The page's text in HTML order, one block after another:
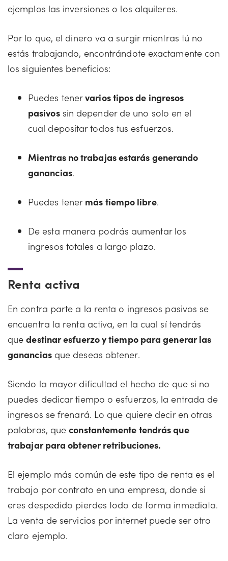
ejemplos las inversiones o los alquileres.
Por lo que, el dinero va a surgir mientras tú no
estás trabajando, encontrándote exactamente con
los siguientes beneficios:
Puedes tenervarios tipos de ingresos
pasivossin depender de uno solo en el
cual depositar todos tus esfuerzos.
Mientras no trabajas estarás generando
ganancias.
Puedes tener más tiempo libre.
De esta manera podrás aumentar los
ingresos totales a largo plazo.
Renta activa
En contra parte a la renta o ingresos pasivos se
encuentra la renta activa, en la cual sí tendrás
quedestinar esfuerzo y tiempo para generar las
gananciasque deseas obtener.
Siendo la mayor dificultad el hecho de que si no
puedes dedicar tiempo o esfuerzos, la entrada de
ingresos se frenará. Lo que quiere decir en otras
palabras, queconstantemente tendrás que
trabajar para obtener retribuciones.
El ejemplo más común de este tipo de renta es el
trabajo por contrato en una empresa, donde si
eres despedido pierdes todo de forma inmediata.
La venta de servicios por internet puede ser otro
claro ejemplo.